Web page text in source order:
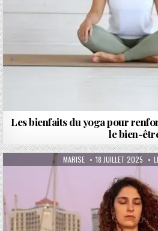
Les bienfaits du yoga pour
le bien-
AUTHOR:
MARISE PUBLISHED DATE:
18 JUILLET 2025